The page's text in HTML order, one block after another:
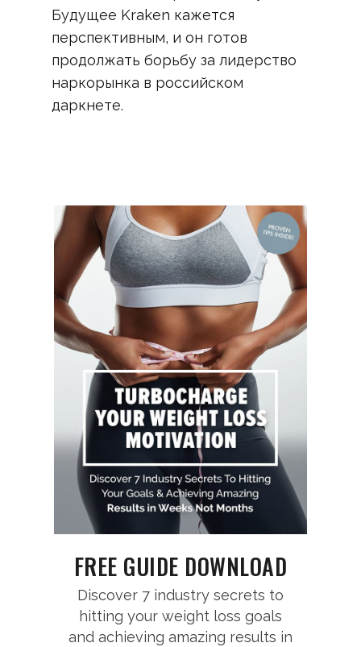
Будущее Kraken кажется
перспективным, и он готов
продолжать борьбу за лидерство
наркорынка в российском
даркнете.
FREE GUIDE DOWNLOAD
Discover 7 industry secrets to
hitting your weight loss goals
and achieving amazing results in